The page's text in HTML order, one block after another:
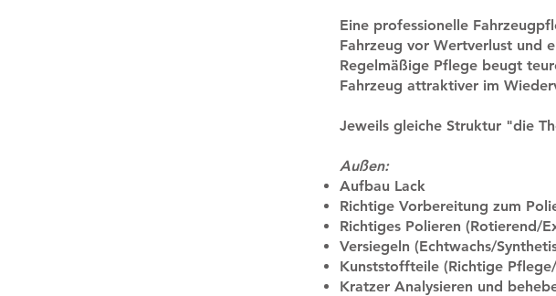
Eine professionelle
Fahrzeug vor Wertverlust und
Regelmäßige Pflege beugt
Fahrzeug attraktiver im
Jeweils gleiche Struktur "die
Außen:
Aufbau Lack
Richtige Vorbereitung zum
Richtiges Polieren (Rotierend/
Versiegeln (Echtwachs/
Kunststoffteile (Richtige
Kratzer Analysieren und